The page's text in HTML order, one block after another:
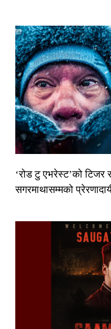
‘रोड टु एभरेस्ट’को टिजर
सगरमाथासम्मको